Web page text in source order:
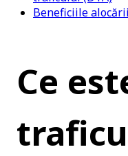
Beneficiile
Ce